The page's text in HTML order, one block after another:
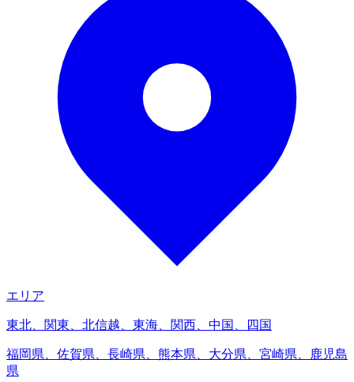
エリア
東北、関東、北信越、東海、関西、中国、四国
福岡県、佐賀県、長崎県、熊本県、大分県、宮崎県、鹿児島
県